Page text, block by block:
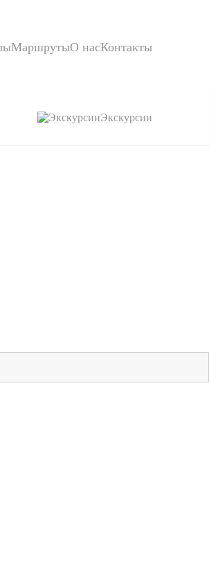
МаршрутыО насКонтакты
Экскурсии